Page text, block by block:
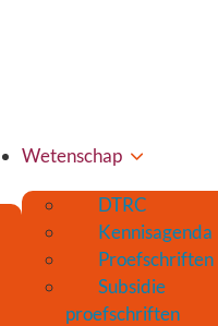
Wetenschap
DTRC
Kennisagenda
Proefschriften
Subsidie
proefschriften